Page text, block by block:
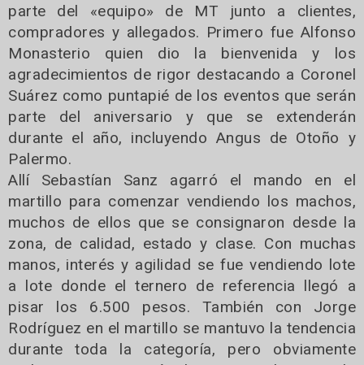
parte del «equipo» de MT junto a clientes,
compradores y allegados. Primero fue Alfonso
Monasterio quien dio la bienvenida y los
agradecimientos de rigor destacando a Coronel
Suárez como puntapié de los eventos que serán
parte del aniversario y que se extenderán
durante el año, incluyendo Angus de Otoño y
Palermo.
Allí Sebastían Sanz agarró el mando en el
martillo para comenzar vendiendo los machos,
muchos de ellos que se consignaron desde la
zona, de calidad, estado y clase. Con muchas
manos, interés y agilidad se fue vendiendo lote
a lote donde el ternero de referencia llegó a
pisar los 6.500 pesos. También con Jorge
Rodríguez en el martillo se mantuvo la tendencia
durante toda la categoría, pero obviamente